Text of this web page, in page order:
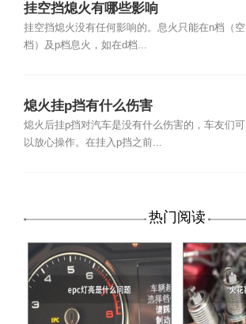
挂空挡熄火有哪些影响
挂空挡熄火没有任何影响的。息火只能在n档（空
档）及p档息火，如在d档...
熄火挂p挡有什么伤害
熄火后挂p挡对汽车是没有什么伤害的，车友们可
以放心操作。在挂入p挡之前...
热门阅读